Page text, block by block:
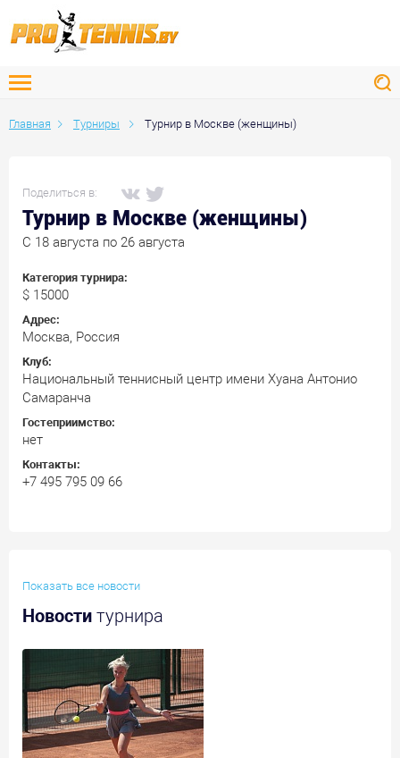
Главная Турниры Турнир в Москве (женщины)
Поделиться в:
Турнир в Москве (женщины)
C 18 августа по 26 августа
Категория турнира:
$ 15000
Адрес:
Москва, Россия
Клуб:
Национальный теннисный центр имени Хуана Антонио
Самаранча
Гостеприимство:
нет
Контакты:
+7 495 795 09 66
Показать все новости
Новости турнира